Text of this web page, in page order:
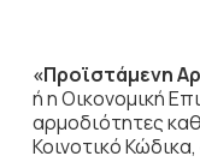
«Προϊστάμενη
ή η Οικονομική
αρμοδιότητες
Κοινοτικό